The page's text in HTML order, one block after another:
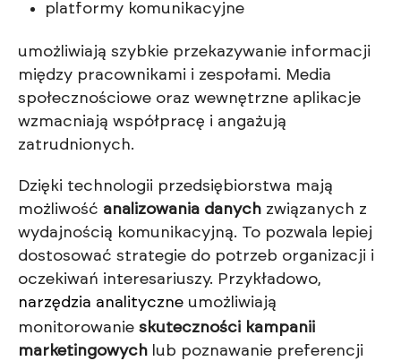
platformy komunikacyjne
umożliwiają szybkie przekazywanie informacji
między pracownikami i zespołami. Media
społecznościowe oraz wewnętrzne aplikacje
wzmacniają współpracę i angażują
zatrudnionych.
Dzięki technologii przedsiębiorstwa mają
możliwość analizowania danych związanych z
wydajnością komunikacyjną. To pozwala lepiej
dostosować strategie do potrzeb organizacji i
oczekiwań interesariuszy. Przykładowo,
narzędzia analityczne umożliwiają
monitorowanie skuteczności kampanii
marketingowych lub poznawanie preferencji